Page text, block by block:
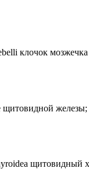
клочок
щитовидной